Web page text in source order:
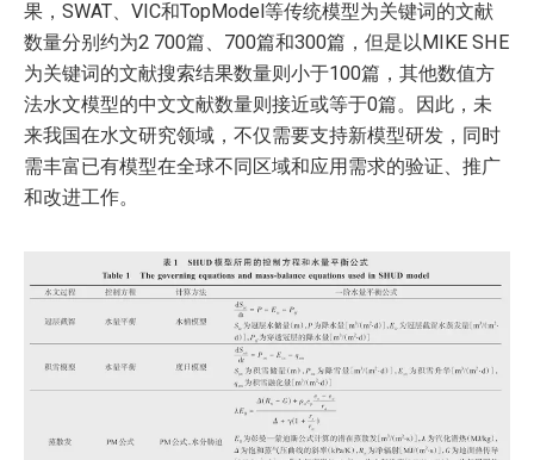
果，SWAT、VIC和TopModel等传统模型为关键词的文献
数量分别约为2 700篇、700篇和300篇，但是以MIKE SHE
为关键词的文献搜索结果数量则小于100篇，其他数值方
法水文模型的中文文献数量则接近或等于0篇。因此，未
来我国在水文研究领域，不仅需要支持新模型研发，同时
需丰富已有模型在全球不同区域和应用需求的验证、推广
和改进工作。